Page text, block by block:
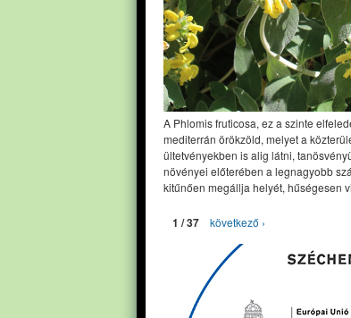
A Phlomis fruticosa, ez a szinte
mediterrán örökzöld, melyet a
ültetvényekben is alig látni,
növényei előterében a legnagyobb
kitűnően megállja helyét, hűségesen
1 / 37 következő ›